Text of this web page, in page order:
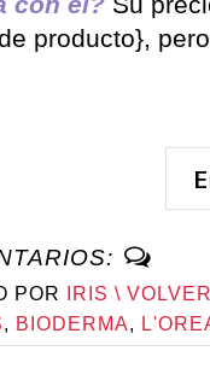
producto},
POR
IRIS \
, BIODERMA,